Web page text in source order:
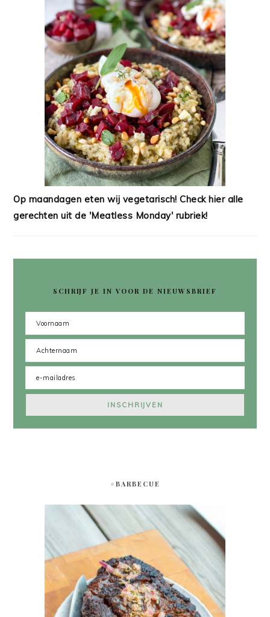
Op maandagen eten wij vegetarisch! Check hier alle
gerechten uit de 'Meatless Monday' rubriek!
SCHRIJF JE IN VOOR DE NIEUWSBRIEF
#BARBECUE